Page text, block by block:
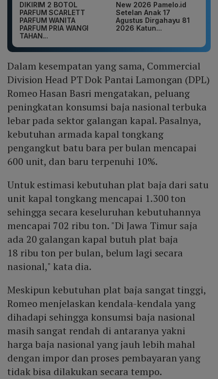
DIKIRIM 2 BOTOL
PARFUM SCARLETT
PARFUM WANITA
PARFUM PRIA WANGI
TAHAN...
New 2026 Pamelo.id
Setelan Anak 17
Agustus Dirgahayu 81
2026 Katun...
Dalam kesempatan yang sama, Commercial
Division Head PT Dok Pantai Lamongan (DPL)
Romeo Hasan Basri mengatakan, peluang
peningkatan konsumsi baja nasional terbuka
lebar pada sektor galangan kapal. Pasalnya,
kebutuhan armada kapal tongkang
pengangkut batu bara per bulan mencapai
600 unit, dan baru terpenuhi 10%.
Untuk estimasi kebutuhan plat baja dari satu
unit kapal tongkang mencapai 1.300 ton
sehingga secara keseluruhan kebutuhannya
mencapai 702 ribu ton. "Di Jawa Timur saja
ada 20 galangan kapal butuh plat baja
18 ribu ton per bulan, belum lagi secara
nasional," kata dia.
Meskipun kebutuhan plat baja sangat tinggi,
Romeo menjelaskan kendala-kendala yang
dihadapi sehingga konsumsi baja nasional
masih sangat rendah di antaranya yakni
harga baja nasional yang jauh lebih mahal
dengan impor dan proses pembayaran yang
tidak bisa dilakukan secara tempo.